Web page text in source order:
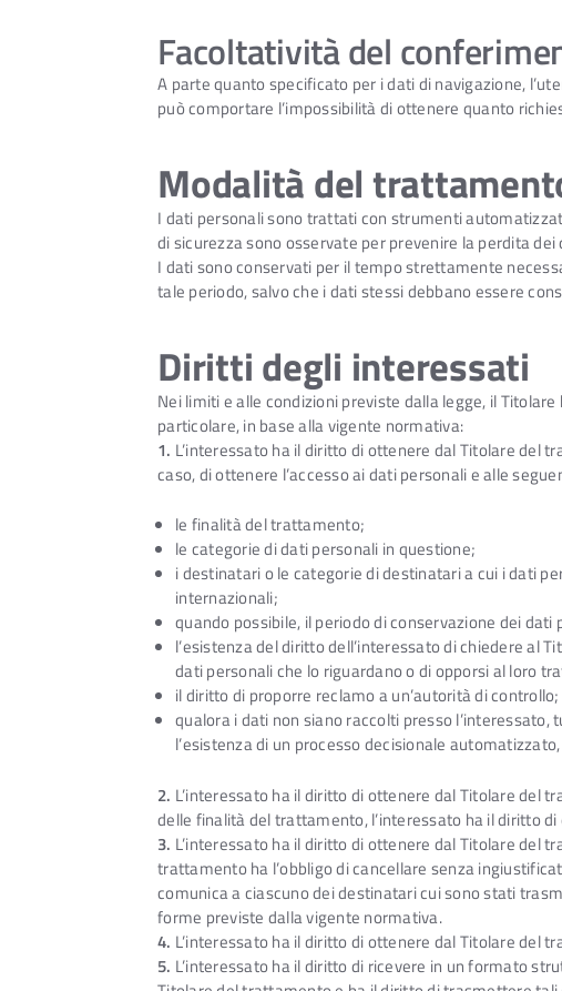
Facoltatività del
A parte quanto specificato per i dati di navigazione,
può comportare l’impossibilità di ottenere quanto
Modalità del
I dati personali sono trattati con strumenti
di sicurezza sono osservate per prevenire la perdita
I dati sono conservati per il tempo strettamente
tale periodo, salvo che i dati stessi debbano essere
Diritti degli interessati
Nei limiti e alle condizioni previste dalla legge, il
particolare, in base alla vigente normativa:
1. L’interessato ha il diritto di ottenere dal Titolare del
caso, di ottenere l’accesso ai dati personali e alle
le finalità del trattamento;
le categorie di dati personali in questione;
i destinatari o le categorie di destinatari a cui i dati
internazionali;
quando possibile, il periodo di conservazione dei
l’esistenza del diritto dell’interessato di chiedere
dati personali che lo riguardano o di opporsi al loro
il diritto di proporre reclamo a un’autorità di controllo;
qualora i dati non siano raccolti presso
l’esistenza di un processo decisionale
2. L’interessato ha il diritto di ottenere dal Titolare del
delle finalità del trattamento, l’interessato ha il diritto
3. L’interessato ha il diritto di ottenere dal Titolare del
trattamento ha l’obbligo di cancellare senza
comunica a ciascuno dei destinatari cui sono stati
forme previste dalla vigente normativa.
4. L’interessato ha il diritto di ottenere dal Titolare del
5. L’interessato ha il diritto di ricevere in un formato